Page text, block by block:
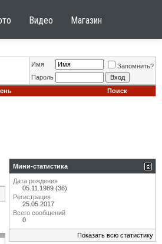
Видео Магазин
Имя
Запомнить?
Пароль
Поиск
Мини-статистика
Дата рождения
05.11.1989 (36)
Регистрация
25.05.2017
Всего сообщений
0
Показать всю статистику